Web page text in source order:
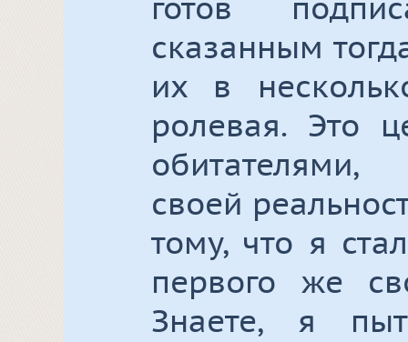
готов
сказанным
их в
ролевая. Это
своей
тому, что я
первого же
Знаете, я